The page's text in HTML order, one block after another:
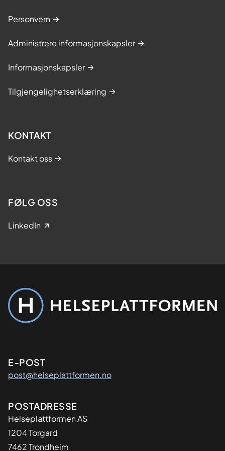
Personvern
Administrere informasjonskapsler
Informasjonskapsler
Tilgjengelighetserklæring
KONTAKT
Kontakt oss
FØLG OSS
LinkedIn
Kontaktinformasjon
E-POST
post@helseplattformen.no
Adresse
POSTADRESSE
Helseplattformen AS
1204 Torgard
7462 Trondheim